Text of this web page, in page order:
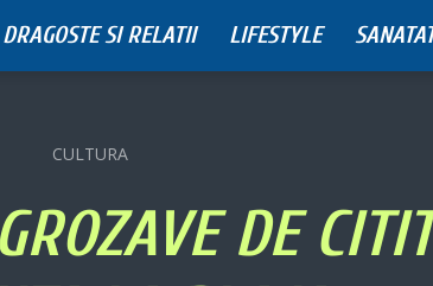
DRAGOSTE SI RELATII LIFESTYLE
CULTURA
DE